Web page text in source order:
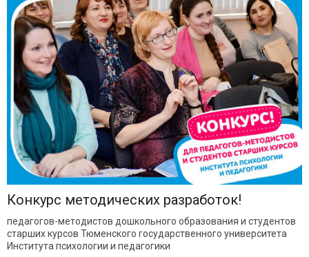
Конкурс методических разработок!
педагогов-методистов дошкольного образования и студентов
старших курсов Тюменского государственного университета
Института психологии и педагогики